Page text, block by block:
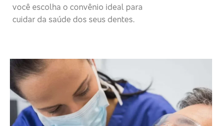
você escolha o convênio ideal para
cuidar da saúde dos seus dentes.